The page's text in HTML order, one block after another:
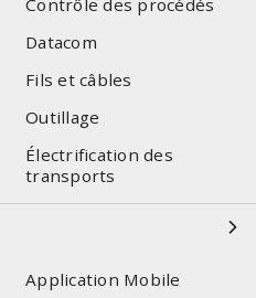
Contrôle des procédés
Datacom
Fils et câbles
Outillage
Électrification des
transports
Application Mobile